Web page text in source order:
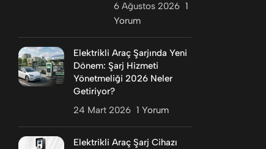
6 Ağustos 2026 1
Yorum
Elektrikli Araç Şarjında Yeni
Dönem: Şarj Hizmeti
Yönetmeliği 2026 Neler
Getiriyor?
24 Mart 2026 1 Yorum
Elektrikli Araç Şarj Cihazı